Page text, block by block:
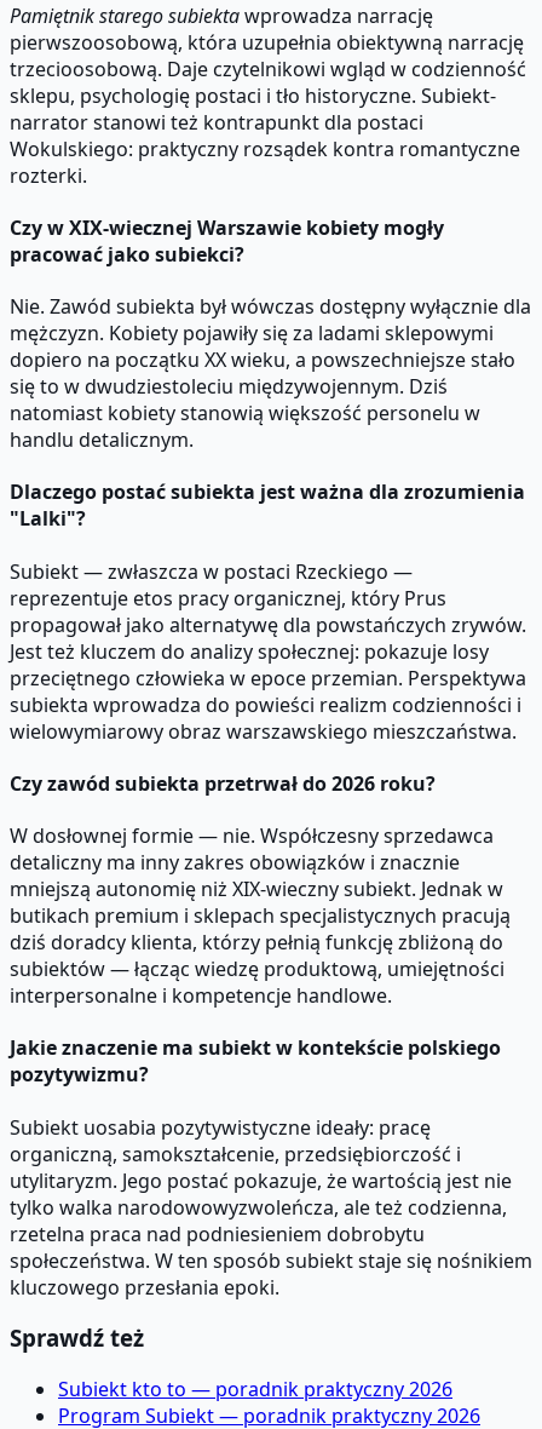
Pamiętnik starego subiektawprowadza narrację
pierwszoosobową, która uzupełnia obiektywną narrację
trzecioosobową. Daje czytelnikowi wgląd w codzienność
sklepu, psychologię postaci i tło historyczne. Subiekt-
narrator stanowi też kontrapunkt dla postaci
Wokulskiego: praktyczny rozsądek kontra romantyczne
rozterki.
Czy w XIX-wiecznej Warszawie kobiety mogły
pracować jako subiekci?
Nie. Zawód subiekta był wówczas dostępny wyłącznie dla
mężczyzn. Kobiety pojawiły się za ladami sklepowymi
dopiero na początku XX wieku, a powszechniejsze stało
się to w dwudziestoleciu międzywojennym. Dziś
natomiast kobiety stanowią większość personelu w
handlu detalicznym.
Dlaczego postać subiekta jest ważna dla zrozumienia
"Lalki"?
Subiekt — zwłaszcza w postaci Rzeckiego —
reprezentuje etos pracy organicznej, który Prus
propagował jako alternatywę dla powstańczych zrywów.
Jest też kluczem do analizy społecznej: pokazuje losy
przeciętnego człowieka w epoce przemian. Perspektywa
subiekta wprowadza do powieści realizm codzienności i
wielowymiarowy obraz warszawskiego mieszczaństwa.
Czy zawód subiekta przetrwał do 2026 roku?
W dosłownej formie — nie. Współczesny sprzedawca
detaliczny ma inny zakres obowiązków i znacznie
mniejszą autonomię niż XIX-wieczny subiekt. Jednak w
butikach premium i sklepach specjalistycznych pracują
dziś doradcy klienta, którzy pełnią funkcję zbliżoną do
subiektów — łącząc wiedzę produktową, umiejętności
interpersonalne i kompetencje handlowe.
Jakie znaczenie ma subiekt w kontekście polskiego
pozytywizmu?
Subiekt uosabia pozytywistyczne ideały: pracę
organiczną, samokształcenie, przedsiębiorczość i
utylitaryzm. Jego postać pokazuje, że wartością jest nie
tylko walka narodowowyzwoleńcza, ale też codzienna,
rzetelna praca nad podniesieniem dobrobytu
społeczeństwa. W ten sposób subiekt staje się nośnikiem
kluczowego przesłania epoki.
Sprawdź też
Subiekt kto to — poradnik praktyczny 2026
Program Subiekt — poradnik praktyczny 2026